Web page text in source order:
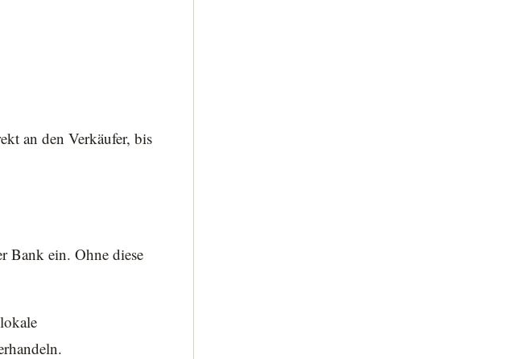
an den Verkäufer, bis
Bank ein. Ohne diese